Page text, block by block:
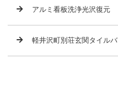
アルミ看板洗浄光沢復元
軽井沢町別荘玄関タイル